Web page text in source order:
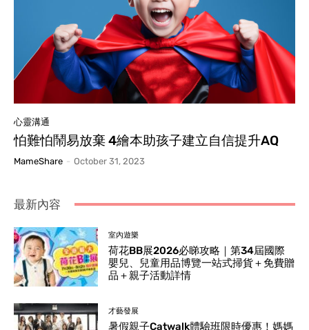
心靈溝通
怕難怕鬧易放棄 4繪本助孩子建立自信提升AQ
MameShare - October 31, 2023
最新內容
室內遊樂
荷花BB展2026必睇攻略｜第34屆國際
嬰兒、兒童用品博覽一站式掃貨＋免費贈
品＋親子活動詳情
才藝發展
暑假親子Catwalk體驗班限時優惠！媽媽